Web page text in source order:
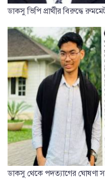
ডাকসু ভিপি প্রার্থীর বিরুদ্ধে
ডাকসু থেকে পদত্যাগের ঘোষণা